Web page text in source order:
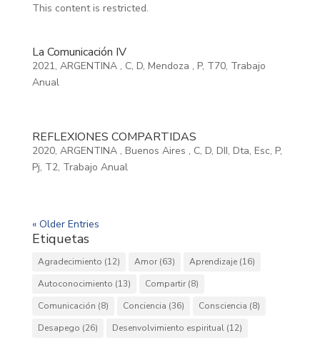
This content is restricted.
La Comunicación IV
2021, ARGENTINA , C, D, Mendoza , P, T70, Trabajo
Anual
REFLEXIONES COMPARTIDAS
2020, ARGENTINA , Buenos Aires , C, D, DII, Dta, Esc, P,
Pj, T2, Trabajo Anual
« Older Entries
Etiquetas
Agradecimiento (12) Amor(63) Aprendizaje(16)
Autoconocimiento (13) Compartir(8)
Comunicación (8) Conciencia (36) Consciencia (8)
Desapego (26) Desenvolvimiento espiritual(12)